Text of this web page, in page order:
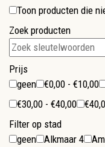
Toon producten die
Zoek producten
Prijs
geen
€0,00 - €10,00
€30,00 - €40,00
Filter op stad
geen
Alkmaar 4